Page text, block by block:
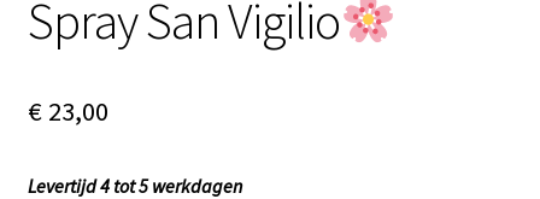
Spray San Vigilio
€23,00
Levertijd 4 tot 5 werkdagen